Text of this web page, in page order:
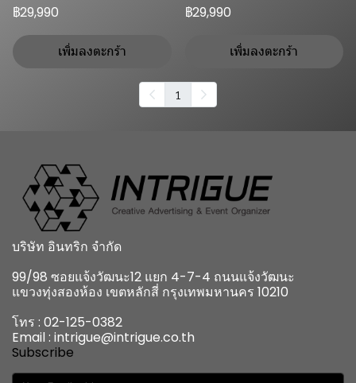
฿29,990
เพิ่มลงตะกร้า
฿29,990
เพิ่มลงตะกร้า
1
บริษัท อินทริก จำกัด
99/98 ซอยแจ้งวัฒนะ12 แยก 4-7-4 ถนนแจ้งวัฒนะ
แขวงทุ่งสองห้อง เขตหลักสี่ กรุงเทพมหานคร 10210
โทร : 02-125-0382
Email : intrigue@intrigue.co.th
Subscribe